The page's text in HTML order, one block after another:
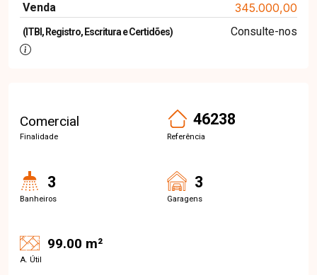
Venda
345.000,00
(ITBI, Registro, Escritura e Certidões) Consulte-nos
Comercial
Finalidade
46238
Referência
3
Banheiros
3
Garagens
99.00 m²
A. Útil